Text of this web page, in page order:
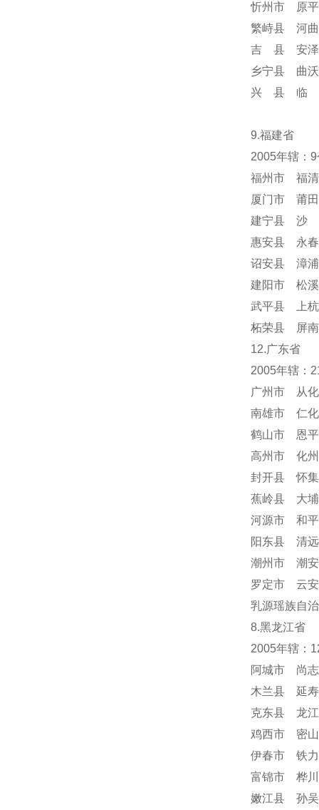
忻州市 原
繁峙县 河
吉 县 安
乡宁县 曲
兴 县 临
9.福建省
2005年辖：
福州市 福
厦门市 莆
建宁县 沙
惠安县 永
诏安县 漳
建阳市 松
武平县 上
柘荣县 屏
12.广东省
2005年辖：
广州市 从
南雄市 仁
鹤山市 恩
高州市 化
封开县 怀
蕉岭县 大
河源市 和
阳东县 清
潮州市 潮
罗定市 云
乳源瑶族自
8.黑龙江省
2005年辖：
阿城市 尚
木兰县 延
克东县 龙
鸡西市 密
伊春市 铁
富锦市 桦
嫩江县 孙